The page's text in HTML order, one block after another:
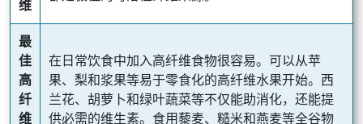
维
最
佳
高
纤
维
在日常饮食中加入高纤维食物很容易。可以从苹
果、梨和浆果等易于零食化的高纤维水果开始。西
兰花、胡萝卜和绿叶蔬菜等不仅能助消化，还能提
供必需的维生素。食用藜麦、糙米和燕麦等全谷物